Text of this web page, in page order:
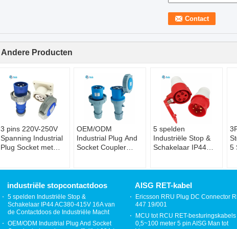
Andere Producten
3 pins 220V-250V
Spanning Industrial
Plug Socket met
OEM/ODM
Industrial Plug And
Socket Coupler
5 spelden
Industriële Stop &
Schakelaar IP44
5
industriële stopcontactdoos
5 spelden Industriële Stop &
Schakelaar IP44 AC380-415V 16A van
de Contactdoos de Industriële Macht
OEM/ODM Industrial Plug And Socket
AISG RET-kabel
Ericsson RRU Plug DC Connector
447 19/001
MCU tot RCU RET-besturingskabels
0,5~100 meter 5 pin AISG Man tot